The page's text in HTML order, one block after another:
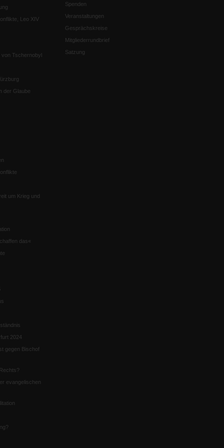
Leo XIV
von Tschernobyl
der Glaube
um Krieg und
das«
2024
gegen Bischof
evangelischen
Spenden
Veranstaltungen
Gesprächskreise
Mitgliederrundbrief
Satzung